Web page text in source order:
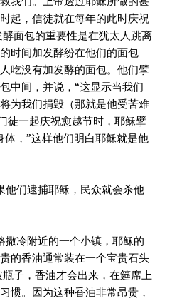
起，信徒就在每年的此时庆祝
面包的重要性是在犹太人跳离
时间加发酵纷在他们的面包
吃没有加发酵的面包。他们擘
中间，并说，“这显示当我们
为我们捐毁（那就是他受苦难
徒一起庆祝愈越节时，耶稣擘
体，”这样他们明白耶稣就是他
他们逮捕耶稣，民众就会杀他
撒冷附近的一个小镇，耶稣的
的香油通常装在一个宝贵石头
子，香油才会出来，在筵席上
惯。因为这种香油非常昂贵，